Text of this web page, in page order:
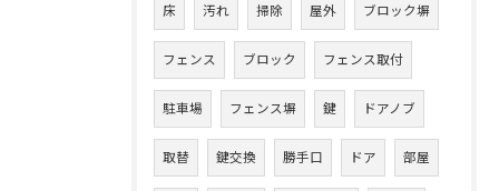
床 汚れ 掃除 屋外 ブロック塀
フェンス ブロック フェンス取付
駐車場 フェンス塀 鍵 ドアノブ
取替 鍵交換 勝手口 ドア 部屋